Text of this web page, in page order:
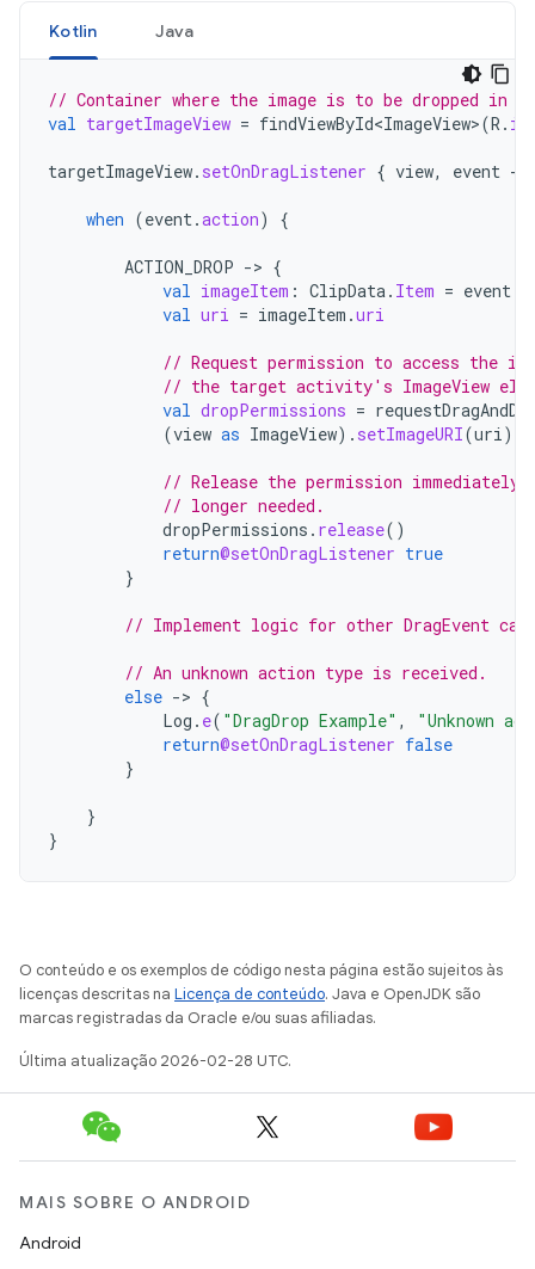
Kotlin Java
// Container where the image is to be dropped in
val targetImageView = findViewById<ImageView>(R . id
targetImageView. setOnDragListener { view, event ->
when (event.action) {
ACTION_DROP -> {
val imageItem : ClipData. Item = event
val uri = imageItem .uri
// Request permission to access the
// the target activity's ImageView
val dropPermissions =
(view as ImageView). setImageURI(uri)
// Release the permission
// longer needed.
dropPermissions . release()
return@setOnDragListener true
}
// Implement logic for other DragEvent
// An unknown action type is received.
else -> {
Log . e( "DragDrop Example" ,
"Unknown
return@setOnDragListener false
}
}
}
O conteúdo e os exemplos de código nesta página estão sujeitos às
licenças descritas na Licença de conteúdo. Java e OpenJDK são
marcas registradas da Oracle e/ou suas afiliadas.
Última atualização 2026-02-28 UTC.
MAIS SOBRE O ANDROID
Android